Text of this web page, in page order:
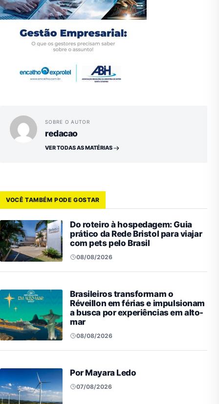
SOBRE O AUTOR
redacao
VER TODAS AS MATÉRIAS
VOCÊ TAMBÉM PODE GOSTAR
Do roteiro à hospedagem: Guia
prático da Rede Bristol para viajar
com pets pelo Brasil
08/08/2026
Brasileiros transformam o
Réveillon em férias e impulsionam
a busca por experiências em alto-
mar
08/08/2026
Por Mayara Ledo
07/08/2026